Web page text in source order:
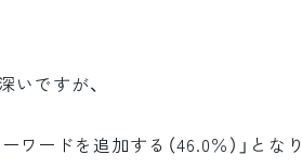
いですが、
ワードを追加する（46.0％）」とな